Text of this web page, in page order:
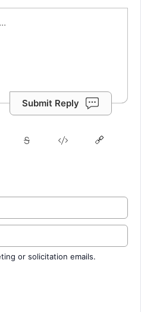
Submit Reply
or solicitation emails.